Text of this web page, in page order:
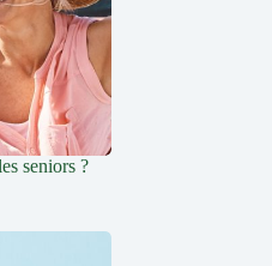
seniors ?